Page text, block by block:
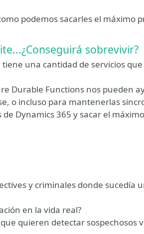
podemos sacarles el máximo
sobrevivir?
una cantidad de servicios
Durable Functions nos pueden
o incluso para mantenerlas
Dynamics 365 y sacar el
y criminales donde sucedía
en la vida real?
quieren detectar sospechosos